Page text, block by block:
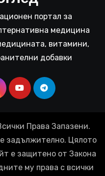
портал за
медицина
витамини,
добавки
Права Запазени.
задължително. Цялото
е защитено от Закона
му права с всички